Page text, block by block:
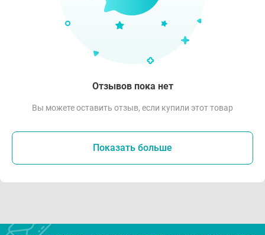
Отзывов пока нет
Вы можете оставить отзыв, если купили этот товар
Показать больше